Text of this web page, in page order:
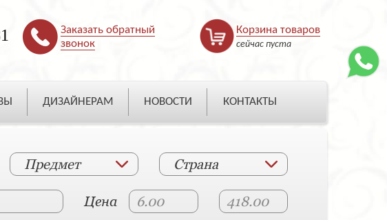
Заказать обратный
звонок
Корзина товаров
сейчас пуста
ДИЗАЙНЕРАМ НОВОСТИ КОНТАКТЫ
Предмет Страна
Цена